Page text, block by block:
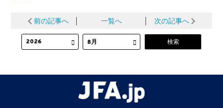
前の記事へ 一覧へ 次の記事へ